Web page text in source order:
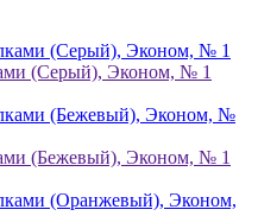
(Серый), Эконом, № 1
(Бежевый), Эконом, № 1